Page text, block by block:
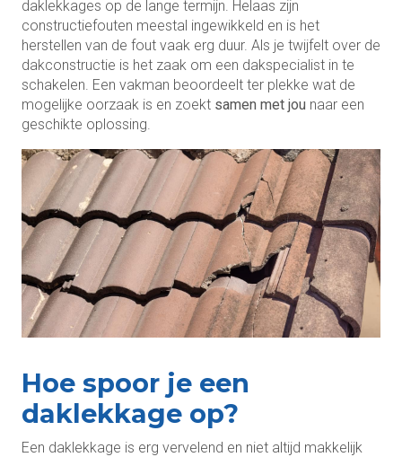
daklekkages op de lange termijn. Helaas zijn
constructiefouten meestal ingewikkeld en is het
herstellen van de fout vaak erg duur. Als je twijfelt over de
dakconstructie is het zaak om een dakspecialist in te
schakelen. Een vakman beoordeelt ter plekke wat de
mogelijke oorzaak is en zoekt samen met jou naar een
geschikte oplossing.
Hoe spoor je een
daklekkage op?
Een daklekkage is erg vervelend en niet altijd makkelijk